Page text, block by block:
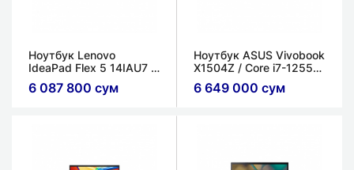
Ноутбук Lenovo
IdeaPad Flex 5 14IAU7 /
Core i5-1235U / 8ГБ /
512ГБ / Intel Iris Xe
6 087 800 сум
Ноутбук ASUS Vivobook
X1504Z / Core i7-1255U
/ 8ГБ / 512ГБ / Intel Iris
Xe Graphics / 15.6'' FHD
6 649 000 сум